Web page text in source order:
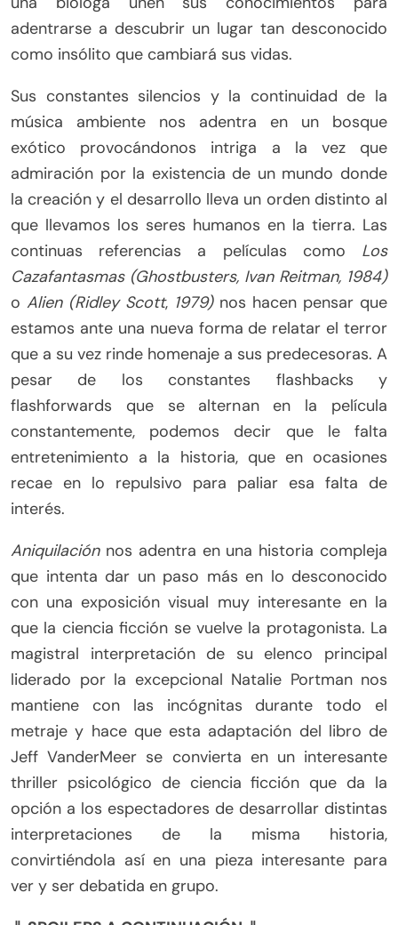
adentrarse a descubrir un lugar tan desconocido
como insólito que cambiará sus vidas.
Sus constantes silencios y la continuidad de la
música ambiente nos adentra en un bosque
exótico provocándonos intriga a la vez que
admiración por la existencia de un mundo donde
la creación y el desarrollo lleva un orden distinto al
que llevamos los seres humanos en la tierra. Las
continuas referencias a películas como Los
Cazafantasmas (Ghostbusters, Ivan Reitman, 1984)
o Alien (Ridley Scott, 1979)nos hacen pensar que
estamos ante una nueva forma de relatar el terror
que a su vez rinde homenaje a sus predecesoras. A
pesar de los constantes flashbacks y
flashforwards que se alternan en la película
constantemente, podemos decir que le falta
entretenimiento a la historia, que en ocasiones
recae en lo repulsivo para paliar esa falta de
interés.
Aniquilaciónnos adentra en una historia compleja
que intenta dar un paso más en lo desconocido
con una exposición visual muy interesante en la
que la ciencia ficción se vuelve la protagonista. La
magistral interpretación de su elenco principal
liderado por la excepcional Natalie Portman nos
mantiene con las incógnitas durante todo el
metraje y hace que esta adaptación del libro de
Jeff VanderMeer se convierta en un interesante
thriller psicológico de ciencia ficción que da la
opción a los espectadores de desarrollar distintas
interpretaciones de la misma historia,
convirtiéndola así en una pieza interesante para
ver y ser debatida en grupo.